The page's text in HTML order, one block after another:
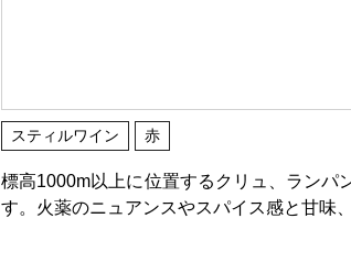
スティルワイン 赤
標高1000m以上に位置するクリュ、ランパ
す。火薬のニュアンスやスパイス感と甘味